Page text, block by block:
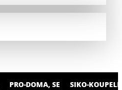
PRO-DOMA, SE SIKO-